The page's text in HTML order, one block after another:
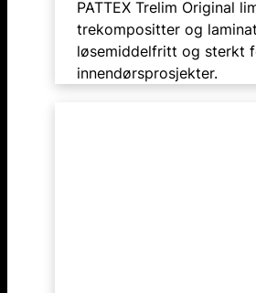
PATTEX Trelim Original
trekompositter og
løsemiddelfritt og sterkt
innendørsprosjekter.